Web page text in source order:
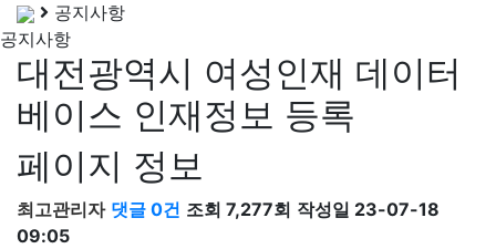
공지사항
공지사항
대전광역시 여성인재 데이터
베이스 인재정보 등록
페이지 정보
최고관리자 댓글 0건 조회 7,277회 작성일 23-07-18
09:05